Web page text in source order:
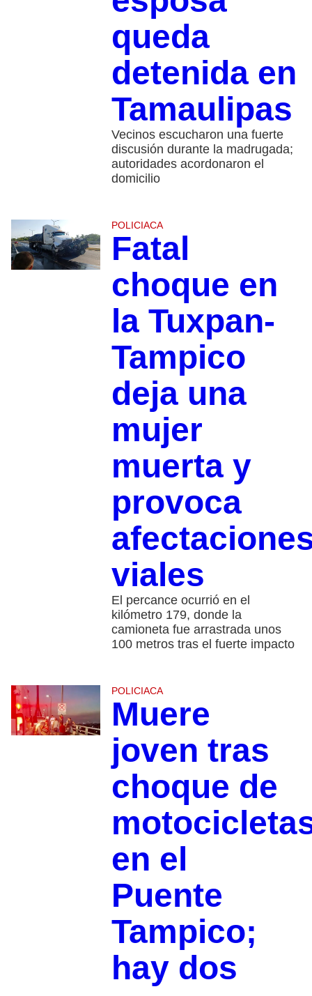
queda
detenida en
Tamaulipas
Vecinos escucharon una fuerte
discusión durante la madrugada;
autoridades acordonaron el
domicilio
POLICIACA
Fatal
choque en
la Tuxpan-
Tampico
deja una
mujer
muerta y
provoca
viales
El percance ocurrió en el
kilómetro 179, donde la
camioneta fue arrastrada unos
100 metros tras el fuerte impacto
POLICIACA
Muere
joven tras
choque de
en el
Puente
Tampico;
hay dos